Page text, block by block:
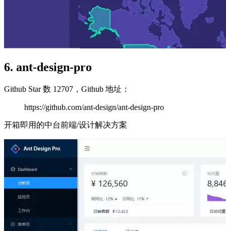
6. ant-design-pro
Github Star 数 12707，Github 地址：
https://github.com/ant-design/ant-design-pro
开箱即用的中台前端/设计解决方案